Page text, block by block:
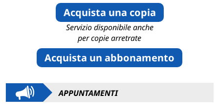
Acquista una copia
Servizio disponibile anche
per copie arretrate
Acquista un abbonamento
APPUNTAMENTI